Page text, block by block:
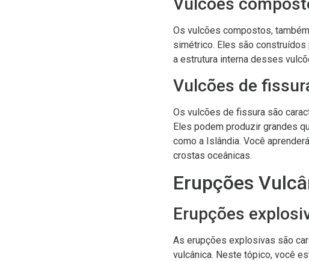
Vulcões
Os vulcões compostos,
simétrico. Eles são construídos
a estrutura interna desses
Vulcões de
Os vulcões de fissura são
Eles podem produzir grandes
como a Islândia. Você
crostas oceânicas.
Erupções
Erupções
As erupções explosivas são
vulcânica. Neste tópico, você